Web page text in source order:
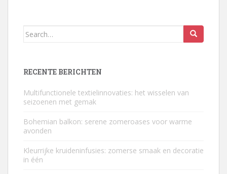
Search
RECENTE BERICHTEN
Multifunctionele textielinnovaties: het wisselen van
seizoenen met gemak
Bohemian balkon: serene zomeroases voor warme
avonden
Kleurrijke kruideninfusies: zomerse smaak en decoratie
in één